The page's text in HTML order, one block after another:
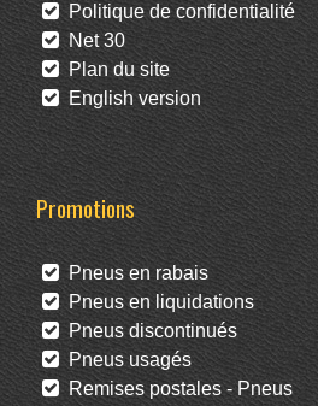
Politique de confidentialité
Net 30
Plan du site
English version
Promotions
Pneus en rabais
Pneus en liquidations
Pneus discontinués
Pneus usagés
Remises postales - Pneus